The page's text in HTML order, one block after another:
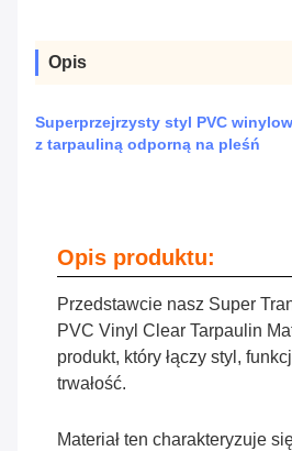
Opis
Superprzejrzysty styl PVC
z tarpauliną odporną na pleśń
Opis produktu:
Przedstawcie nasz Super
PVC Vinyl Clear Tarpaulin
produkt, który łączy styl,
trwałość.
Materiał ten charakteryzuje